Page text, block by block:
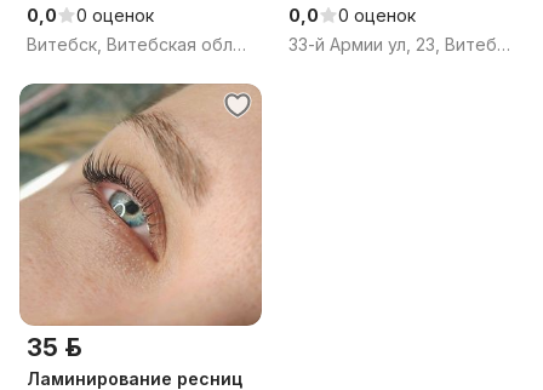
0,0
0 оценок
Витебск, Витебская область
0,0
0 оценок
33-й Армии ул, 23, Витебск, Витебская область
35 р.
Ламинирование ресниц